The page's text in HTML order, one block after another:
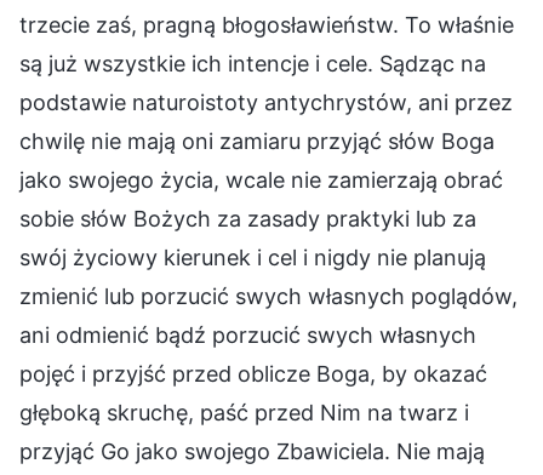
trzecie zaś, pragną błogosławieństw. To właśnie
są już wszystkie ich intencje i cele. Sądząc na
podstawie naturoistoty antychrystów, ani przez
chwilę nie mają oni zamiaru przyjąć słów Boga
jako swojego życia, wcale nie zamierzają obrać
sobie słów Bożych za zasady praktyki lub za
swój życiowy kierunek i cel i nigdy nie planują
zmienić lub porzucić swych własnych poglądów,
ani odmienić bądź porzucić swych własnych
pojęć i przyjść przed oblicze Boga, by okazać
głęboką skruchę, paść przed Nim na twarz i
przyjąć Go jako swojego Zbawiciela. Nie mają